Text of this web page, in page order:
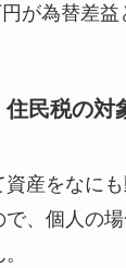
が為替差益
民税の対
産をなに
、個人の